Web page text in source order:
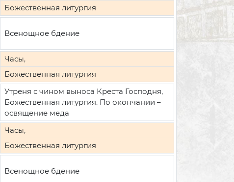
Божественная литургия
Всенощное бдение
Часы,
Божественная литургия
Утреня с чином выноса Креста Господня,
Божественная литургия. По окончании –
освящение меда
Часы,
Божественная литургия
Всенощное бдение